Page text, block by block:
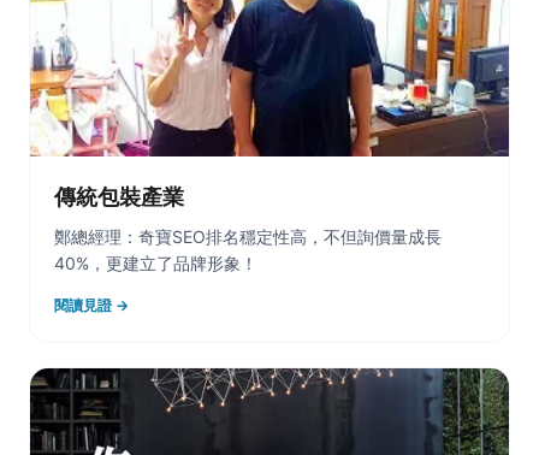
傳統包裝產業
鄭總經理：奇寶SEO排名穩定性高，不但詢價量成長
40%，更建立了品牌形象！
閱讀見證 →